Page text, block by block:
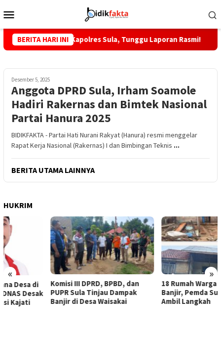
ke
Mobile
BERITA HARI INI
PT MTP, Kapolres Sula, Tunggu Laporan Rasmi! KKLI
Desember 5, 2025
Anggota DPRD Sula, Irham Soamole
Hadiri Rakernas dan Bimtek Nasional
Partai Hanura 2025
BIDIKFAKTA - Partai Hati Nurani Rakyat (Hanura) resmi menggelar
Rapat Kerja Nasional (Rakernas) I dan Bimbingan Teknis ...
BERITA UTAMA LAINNYA
HUKRIM
« »
Komisi III DPRD, BPBD, dan
PUPR Sula Tinjau Dampak
Banjir di Desa Waisakai
18 Rumah Warga Terendam
Banjir, Pemda Sula Diminta
Ambil Langkah